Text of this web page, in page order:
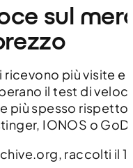
sul
ricevono più visite e
il test di
più spesso rispetto
IONOS o
raccolti il